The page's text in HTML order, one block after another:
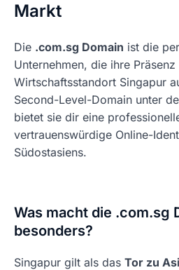
Markt
Die .com.sg Domain ist die
Unternehmen, die ihre
Wirtschaftsstandort Singapur
Second-Level-Domain unter
bietet sie dir eine
vertrauenswürdige Online-
Südostasiens.
Was macht die .com.sg
besonders?
Singapur gilt als das Tor zu